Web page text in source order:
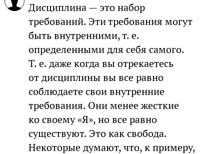
Дисциплина — это набор
требований. Эти требования могут
быть внутренними, т. е.
определенными для себя самого.
Т. е. даже когда вы отрекаетесь
от дисциплины вы все равно
соблюдаете свои внутренние
требования. Они менее жесткие
ко своему «Я», но все равно
существуют. Это как свобода.
Некоторые думают, что, к примеру,